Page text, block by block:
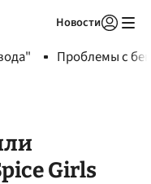
Новости
Проблемы с
Girls